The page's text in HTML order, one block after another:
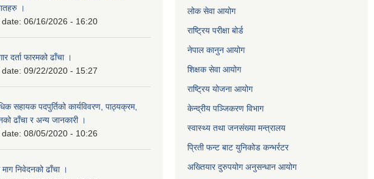
।
date: 06/16/2026 - 16:20
दर्ता फारमको ढाँचा ।
date: 09/22/2020 - 15:27
सहायक पदपुर्तिको कार्यविवरण, पाठ्यक्रम,
ढाँचा र अन्य जानकारी ।
date: 08/05/2020 - 10:26
निवेदनको ढाँचा ।
लोक सेवा आयोग
राष्ट्रिय परीक्षा बोर्ड
नेपाल कानुन आयोग
शिक्षक सेवा आयोग
राष्ट्रिय योजना आयोग
केन्द्रीय पञ्जिकरण विभाग
स्वास्थ्य तथा जनसंख्या मन्त्रालय
प्रिती फन्ट बाट युनिकोड कन्भर्रटर
अख्तियार दुरुपयोग अनुसन्धान आयोग